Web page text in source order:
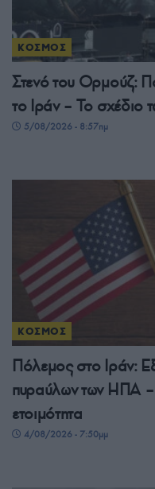
ΚΟΣΜΟΣ
Στενό του Ορμούζ:
το Ιράν – Το σχέδιο
5/08/2026 - 8:57πμ
ΚΟΣΜΟΣ
Πόλεμος στο Ιράν:
πυραύλων των ΗΠΑ –
ετοιμότητα
4/08/2026 - 7:50μμ